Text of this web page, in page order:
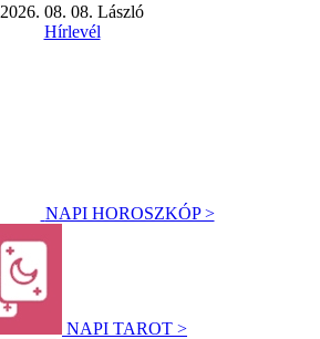
2026. 08. 08. László
Hírlevél
NAPI HOROSZKÓP >
NAPI TAROT >